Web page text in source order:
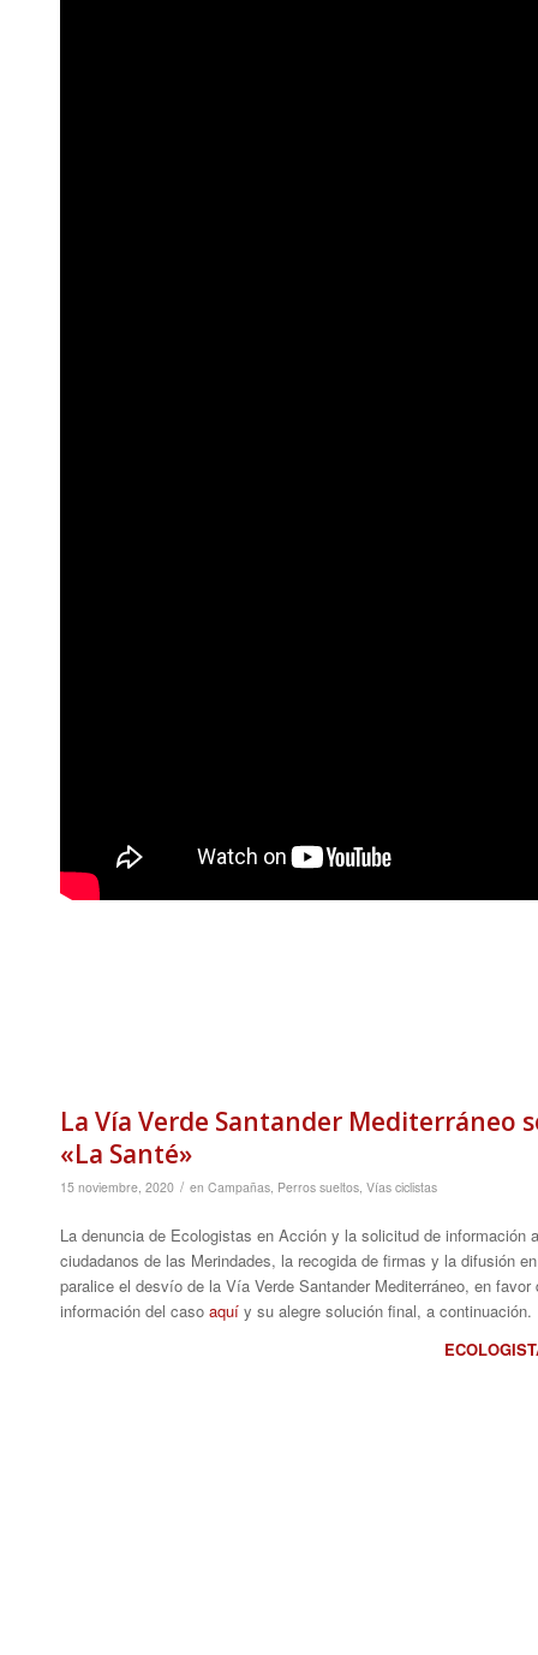
La Vía Verde Santander Mediterráneo
«La Santé»
15 noviembre, 2020 / en Campañas, Perros sueltos, Vías ciclistas
La denuncia de Ecologistas en Acción y la solicitud de
ciudadanos de las Merindades, la recogida de firmas y la difusión
paralice el desvío de la Vía Verde Santander Mediterráneo, en
información del caso aquí y su alegre solución final, a continuación.